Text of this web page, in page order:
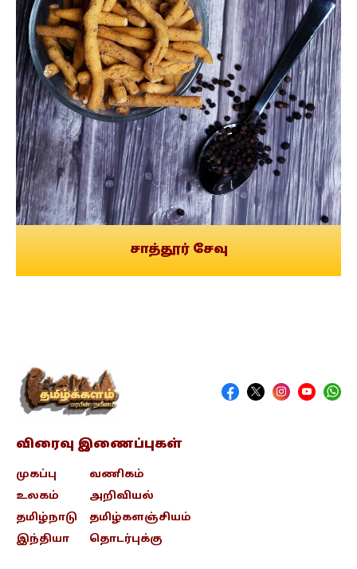
சாத்தூர் சேவு
விரைவு இணைப்புகள்
முகப்பு
உலகம்
தமிழ்நாடு
இந்தியா
வணிகம்
அறிவியல்
தமிழ்களஞ்சியம்
தொடர்புக்கு